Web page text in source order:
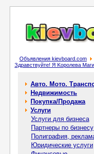
Объявления kievboard.com
Здравcтвуйтe! Я Koрoлева
Авто. Мото.
Недвижимость
Покупка/Продажа
Услуги
Услуги для бизнеса
Партнеры по бизнесу
Полиграфия,
Юридические услуги